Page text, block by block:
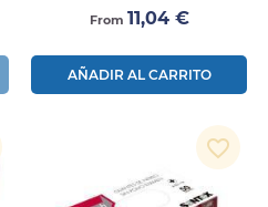
100ud
From Precio
11,04 €
AÑADIR AL CARRITO
favorite_border